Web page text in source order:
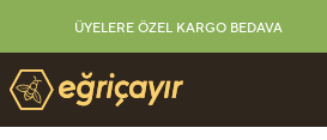
ÜYELERE ÖZEL KARGO BEDAVA
Eğriçayır Organik Arı Ürünleri